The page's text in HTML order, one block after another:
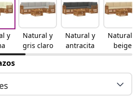
y
Natural y
gris claro
Natural y
antracita
Natural y
beige